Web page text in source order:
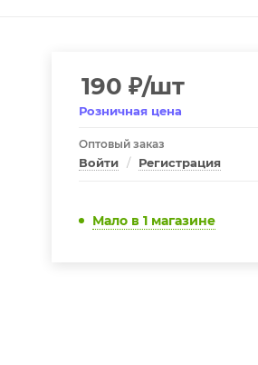
190 ₽/шт
Розничная цена
Оптовый заказ
Войти / Регистрация
Мало в 1 магазине